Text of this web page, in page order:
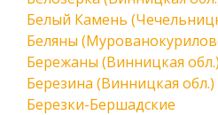
Белый Камень
Беляны
Бережаны (Винницкая обл.)
Березина (Винницкая обл.)
Березки-Бершадские